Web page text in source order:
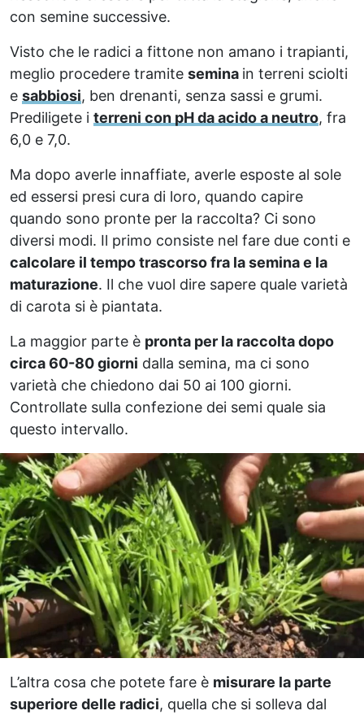
con semine successive.
Visto che le radici a fittone non amano i trapianti,
meglio procedere tramite semina in terreni sciolti
e sabbiosi, ben drenanti, senza sassi e grumi.
Prediligete i terreni con pH da acido a neutro, fra
6,0 e 7,0.
Ma dopo averle innaffiate, averle esposte al sole
ed essersi presi cura di loro, quando capire
quando sono pronte per la raccolta? Ci sono
diversi modi. Il primo consiste nel fare due conti e
calcolare il tempo trascorso fra la semina e la
maturazione. Il che vuol dire sapere quale varietà
di carota si è piantata.
La maggior parte è pronta per la raccolta dopo
circa 60-80 giorni dalla semina, ma ci sono
varietà che chiedono dai 50 ai 100 giorni.
Controllate sulla confezione dei semi quale sia
questo intervallo.
L’altra cosa che potete fare è misurare la parte
superiore delle radici, quella che si solleva dal